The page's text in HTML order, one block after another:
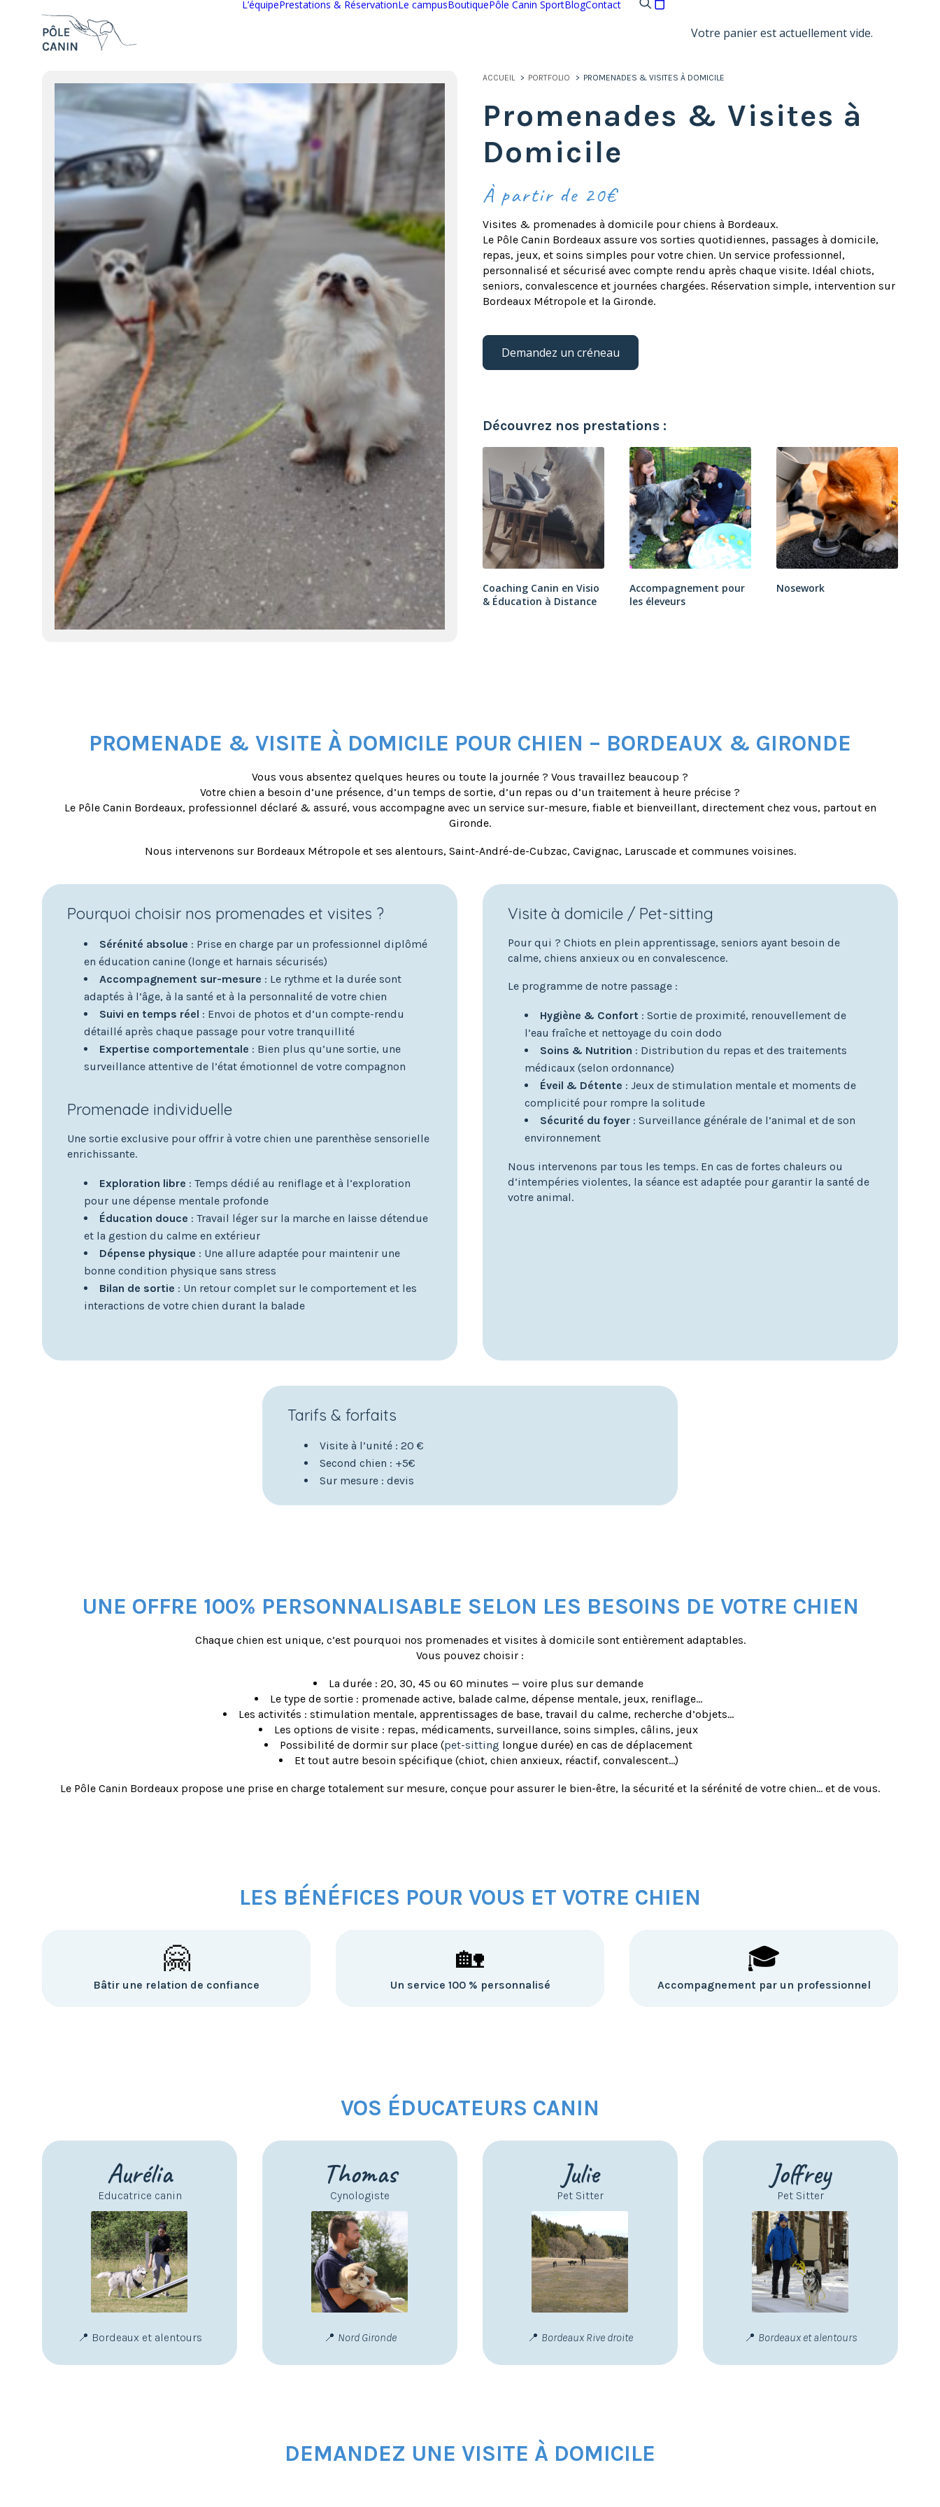
L’équipePrestations & RéservationLe campusBoutiquePôle Canin SportBlogContact
Votre panier est actuellement vide.
ACCUEIL PORTFOLIO PROMENADES & VISITES À DOMICILE
Promenades & Visites à
Domicile
À partir de 20€
Visites & promenades à domicile pour chiens à Bordeaux.
Le Pôle Canin Bordeaux assure vos sorties quotidiennes, passages à domicile,
repas, jeux, et soins simples pour votre chien. Un service professionnel,
personnalisé et sécurisé avec compte rendu après chaque visite. Idéal chiots,
seniors, convalescence et journées chargées. Réservation simple, intervention sur
Bordeaux Métropole et la Gironde.
Demandez un créneau
Découvrez nos prestations :
Coaching Canin en Visio
& Éducation à Distance
Accompagnement pour
les éleveurs
Nosework
PROMENADE & VISITE À DOMICILE POUR CHIEN – BORDEAUX & GIRONDE
Vous vous absentez quelques heures ou toute la journée ? Vous travaillez beaucoup ?
Votre chien a besoin d’une présence, d’un temps de sortie, d’un repas ou d’un traitement à heure précise ?
Le Pôle Canin Bordeaux, professionnel déclaré & assuré, vous accompagne avec un service sur-mesure, fiable et bienveillant, directement chez vous, partout en
Gironde.
Nous intervenons sur Bordeaux Métropole et ses alentours, Saint-André-de-Cubzac, Cavignac, Laruscade et communes voisines.
Pourquoi choisir nos promenades et visites ?
Sérénité absolue : Prise en charge par un professionnel diplômé
en éducation canine (longe et harnais sécurisés)
Accompagnement sur-mesure : Le rythme et la durée sont
adaptés à l’âge, à la santé et à la personnalité de votre chien
Suivi en temps réel : Envoi de photos et d’un compte-rendu
détaillé après chaque passage pour votre tranquillité
Expertise comportementale : Bien plus qu’une sortie, une
surveillance attentive de l’état émotionnel de votre compagnon
Promenade individuelle
Une sortie exclusive pour offrir à votre chien une parenthèse sensorielle
enrichissante.
Exploration libre : Temps dédié au reniflage et à l’exploration
pour une dépense mentale profonde
Éducation douce : Travail léger sur la marche en laisse détendue
et la gestion du calme en extérieur
Dépense physique : Une allure adaptée pour maintenir une
bonne condition physique sans stress
Bilan de sortie : Un retour complet sur le comportement et les
interactions de votre chien durant la balade
Visite à domicile / Pet-sitting
Pour qui ? Chiots en plein apprentissage, seniors ayant besoin de
calme, chiens anxieux ou en convalescence.
Le programme de notre passage :
Hygiène & Confort : Sortie de proximité, renouvellement de
l’eau fraîche et nettoyage du coin dodo
Soins & Nutrition : Distribution du repas et des traitements
médicaux (selon ordonnance)
Éveil & Détente : Jeux de stimulation mentale et moments de
complicité pour rompre la solitude
Sécurité du foyer : Surveillance générale de l’animal et de son
environnement
Nous intervenons par tous les temps. En cas de fortes chaleurs ou
d’intempéries violentes, la séance est adaptée pour garantir la santé de
votre animal.
Tarifs & forfaits
Visite à l’unité : 20 €
Second chien : +5€
Sur mesure : devis
UNE OFFRE 100% PERSONNALISABLE SELON LES BESOINS DE VOTRE CHIEN
Chaque chien est unique, c’est pourquoi nos promenades et visites à domicile sont entièrement adaptables.
Vous pouvez choisir :
La durée : 20, 30, 45 ou 60 minutes — voire plus sur demande
Le type de sortie : promenade active, balade calme, dépense mentale, jeux, reniflage…
Les activités : stimulation mentale, apprentissages de base, travail du calme, recherche d’objets…
Les options de visite : repas, médicaments, surveillance, soins simples, câlins, jeux
Possibilité de dormir sur place (pet-sitting longue durée) en cas de déplacement
Et tout autre besoin spécifique (chiot, chien anxieux, réactif, convalescent…)
Le Pôle Canin Bordeaux propose une prise en charge totalement sur mesure, conçue pour assurer le bien-être, la sécurité et la sérénité de votre chien… et de vous.
LES BÉNÉFICES POUR VOUS ET VOTRE CHIEN
🤗
Bâtir une relation de confiance
🏡
Un service 100 % personnalisé
🎓
Accompagnement par un professionnel
VOS ÉDUCATEURS CANIN
Aurélia
Educatrice canin
📍 Bordeaux et alentours
Thomas
Cynologiste
📍 Nord Gironde
Julie
Pet Sitter
📍 Bordeaux Rive droite
Joffrey
Pet Sitter
📍 Bordeaux et alentours
DEMANDEZ UNE VISITE À DOMICILE